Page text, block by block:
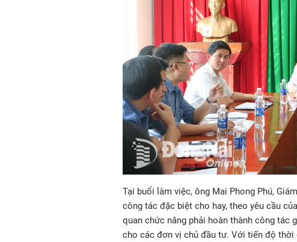
Tại buổi làm việc, ông Mai Phong Phú,
công tác đặc biệt cho hay, theo yêu cầu
quan chức năng phải hoàn thành công tác
cho các đơn vị chủ đầu tư. Với tiến độ